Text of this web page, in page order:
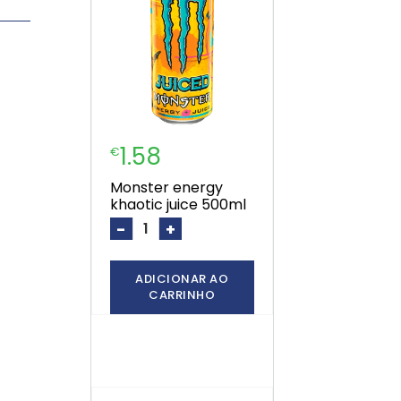
€1.58
monster energy
khaotic juice 500ml
- +
ADICIONAR AO
CARRINHO